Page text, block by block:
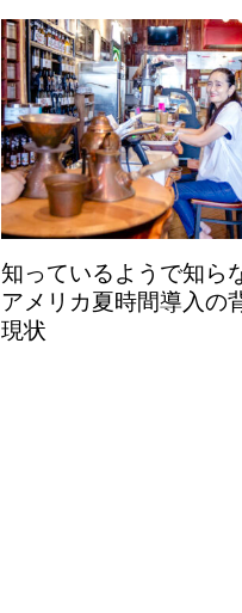
知っているようで知ら
アメリカ夏時間導入の
現状